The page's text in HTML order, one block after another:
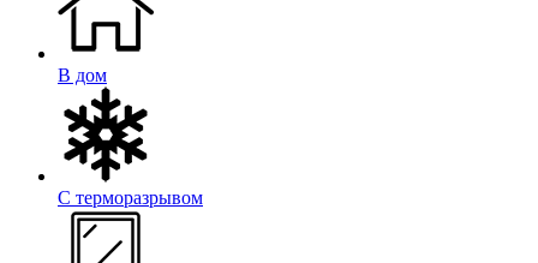
В дом
С терморазрывом